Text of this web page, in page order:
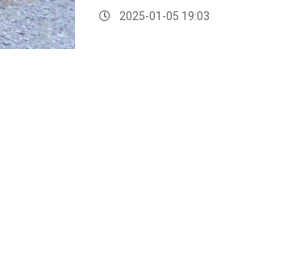
2025-01-05 19:03